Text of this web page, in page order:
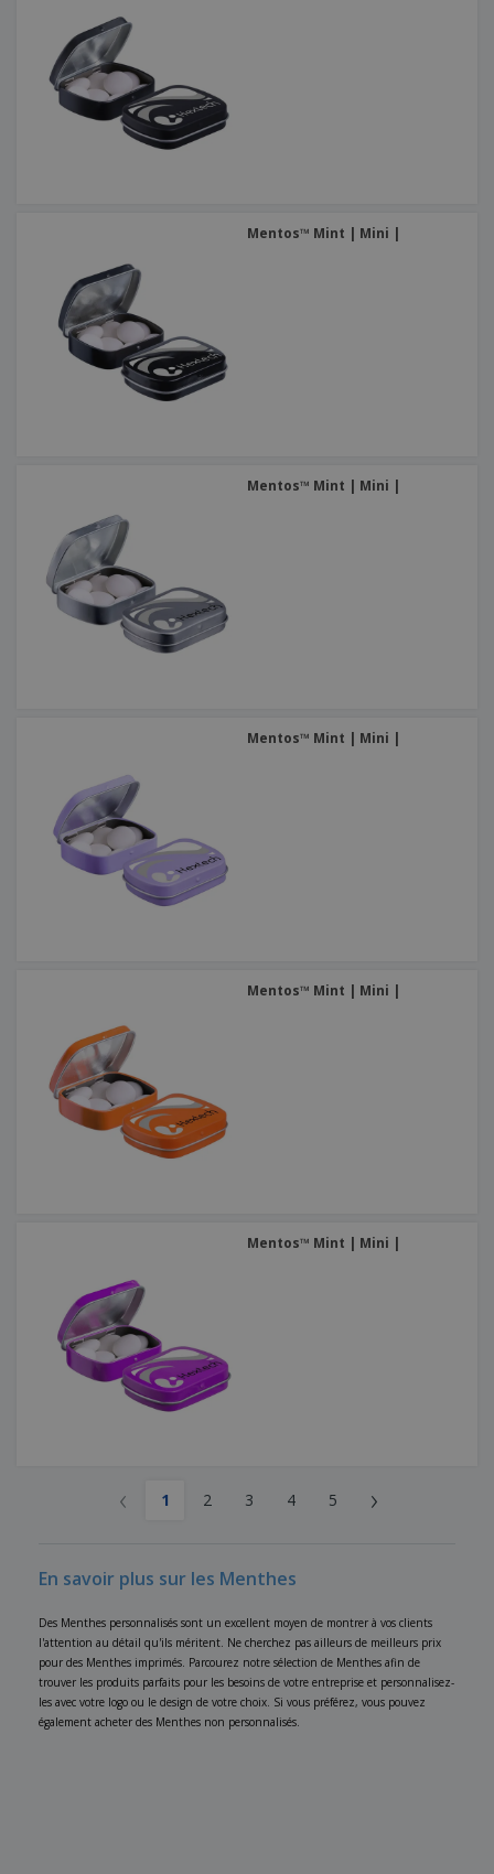
Mentos™ Mint | Mini |
Mentos™ Mint | Mini |
Mentos™ Mint | Mini |
Mentos™ Mint | Mini |
Mentos™ Mint | Mini |
‹ 1 2 3 4 5 ›
En savoir plus sur les Menthes
Des Menthes personnalisés sont un excellent moyen de montrer à vos clients
l'attention au détail qu'ils méritent. Ne cherchez pas ailleurs de meilleurs prix
pour des Menthes imprimés. Parcourez notre sélection de Menthes afin de
trouver les produits parfaits pour les besoins de votre entreprise et personnalisez-
les avec votre logo ou le design de votre choix. Si vous préférez, vous pouvez
également acheter des Menthes non personnalisés.